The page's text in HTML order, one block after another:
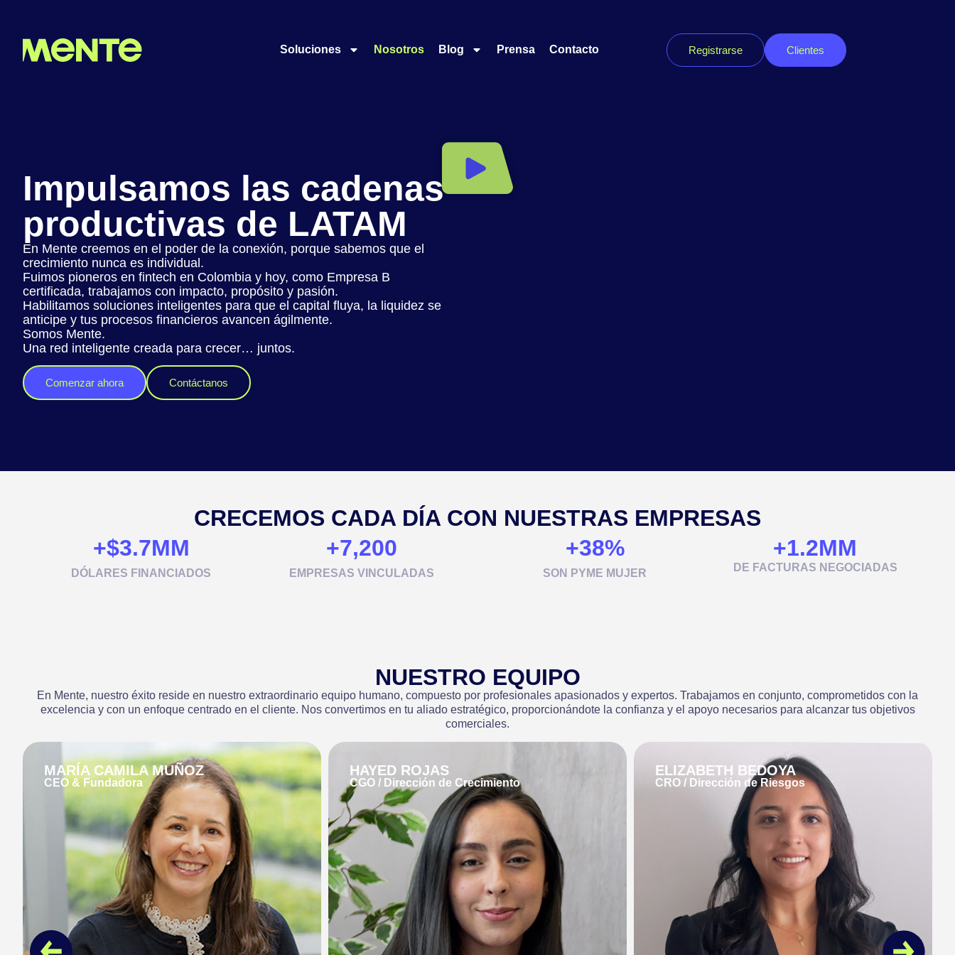
Soluciones Nosotros Blog Prensa Contacto Registrarse Clientes
Impulsamos las cadenas
productivas de LATAM
En Mente creemos en el poder de la conexión, porque sabemos que el
crecimiento nunca es individual.
Fuimos pioneros en fintech en Colombia y hoy, como Empresa B
certificada, trabajamos con impacto, propósito y pasión.
Habilitamos soluciones inteligentes para que el capital fluya, la liquidez se
anticipe y tus procesos financieros avancen ágilmente.
Somos Mente.
Una red inteligente creada para crecer… juntos.
Comenzar ahora Contáctanos
CRECEMOS CADA DÍA CON NUESTRAS EMPRESAS
DÓLARES FINANCIADOS
+$3.7MM
EMPRESAS VINCULADAS
+7,200
SON PYME MUJER
+38%
DE FACTURAS NEGOCIADAS
+1.2MM
NUESTRO EQUIPO
En Mente, nuestro éxito reside en nuestro extraordinario equipo humano, compuesto por profesionales apasionados y expertos. Trabajamos en conjunto, comprometidos con la
excelencia y con un enfoque centrado en el cliente. Nos convertimos en tu aliado estratégico, proporcionándote la confianza y el apoyo necesarios para alcanzar tus objetivos
comerciales.
HAYED ROJAS
CGO / Dirección de Crecimiento
ELIZABETH BEDOYA
CRO / Dirección de Riesgos
MARCELA NARANJO
COO / Dirección de Operaciones